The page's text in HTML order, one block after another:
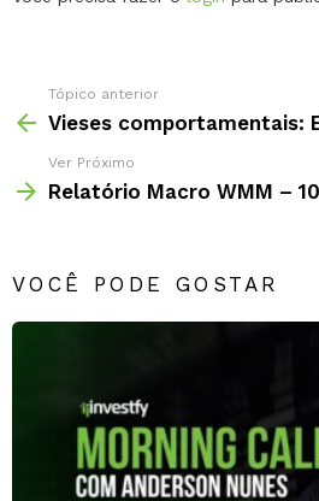
Tópico anterior
Vieses comportamentais:
Ver Próximo
Relatório Macro WMM –
VOCÊ PODE GOSTAR